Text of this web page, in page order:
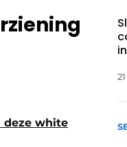
deze white